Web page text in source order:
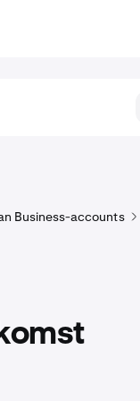
Business-accounts